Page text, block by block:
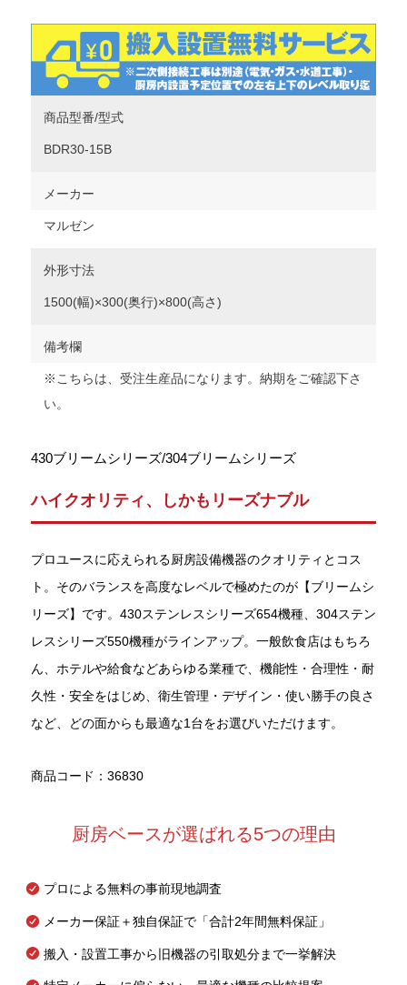
商品型番/型式
BDR30-15B
メーカー
マルゼン
外形寸法
1500(幅)×300(奥行)×800(高さ)
備考欄
※こちらは、受注生産品になります。納期をご確認下さ
い。
430ブリームシリーズ/304ブリームシリーズ
ハイクオリティ、しかもリーズナブル
プロユースに応えられる厨房設備機器のクオリティとコス
ト。そのバランスを高度なレベルで極めたのが【ブリームシ
リーズ】です。430ステンレスシリーズ654機種、304ステン
レスシリーズ550機種がラインアップ。一般飲食店はもちろ
ん、ホテルや給食などあらゆる業種で、機能性・合理性・耐
久性・安全をはじめ、衛生管理・デザイン・使い勝手の良さ
など、どの面からも最適な1台をお選びいただけます。
商品コード：36830
厨房ベースが選ばれる5つの理由
プロによる無料の事前現地調査
メーカー保証＋独自保証で「合計2年間無料保証」
搬入・設置工事から旧機器の引取処分まで一挙解決